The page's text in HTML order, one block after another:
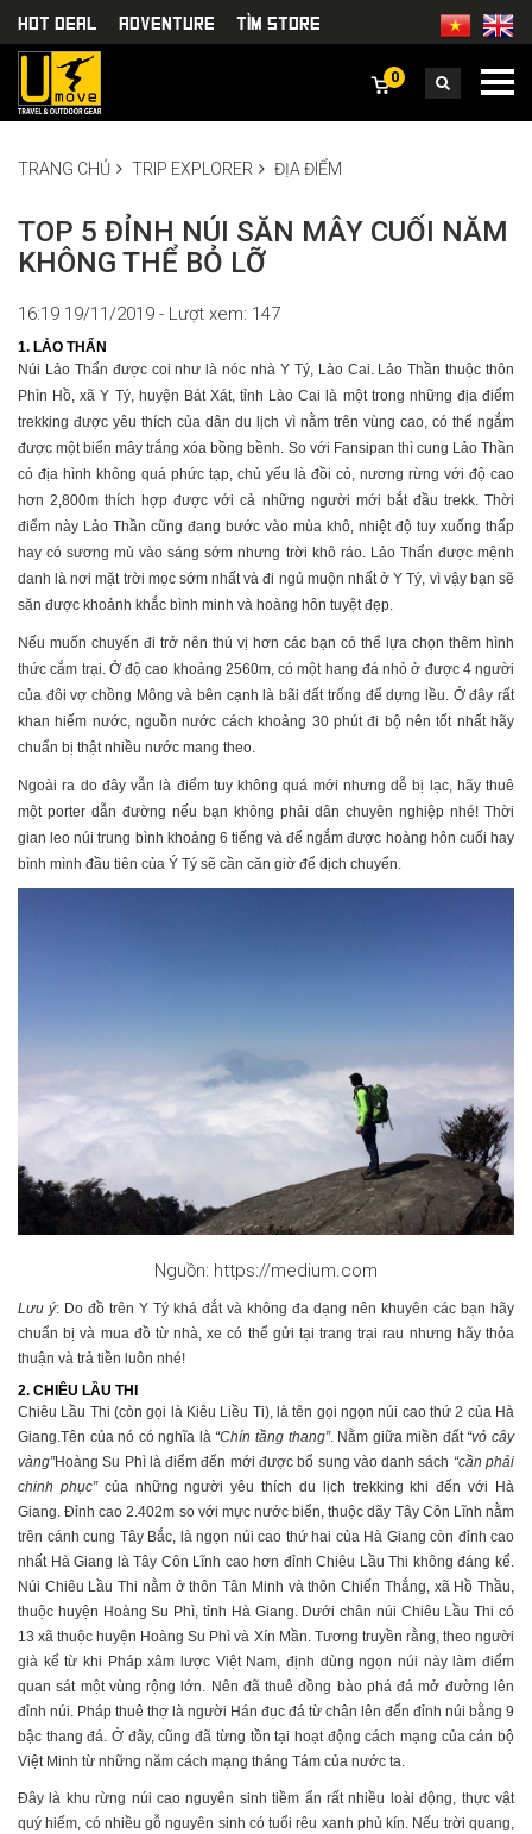
HOT DEAL Adventure TÌm Store
0
TRANG CHỦ TRIP EXPLORER ĐỊA ĐIỂM
TOP 5 ĐỈNH NÚI SĂN MÂY CUỐI NĂM
KHÔNG THỂ BỎ LỠ
16:19 19/11/2019 - Lượt xem: 147
1. LẢO THẨN
Núi Lảo Thẩn được coi như là nóc nhà Y Tý, Lào Cai. Lảo Thần thuộc thôn
Phìn Hồ, xã Y Tý, huyện Bát Xát, tỉnh Lào Cai là một trong những địa điểm
trekking được yêu thích của dân du lịch vì nằm trên vùng cao, có thể ngắm
được một biển mây trắng xóa bồng bềnh. So với Fansipan thì cung Lảo Thần
có địa hình không quá phức tạp, chủ yếu là đồi cỏ, nương rừng với độ cao
hơn 2,800m thích hợp được với cả những người mới bắt đầu trekk. Thời
điểm này Lảo Thần cũng đang bước vào mùa khô, nhiệt độ tuy xuống thấp
hay có sương mù vào sáng sớm nhưng trời khô ráo. Lảo Thẩn được mệnh
danh là nơi mặt trời mọc sớm nhất và đi ngủ muộn nhất ở Y Tý, vì vậy bạn sẽ
săn được khoảnh khắc bình minh và hoàng hôn tuyệt đẹp.
Nếu muốn chuyến đi trở nên thú vị hơn các bạn có thể lựa chọn thêm hình
thức cắm trại. Ở độ cao khoảng 2560m, có một hang đá nhỏ ở được 4 người
của đôi vợ chồng Mông và bên cạnh là bãi đất trống để dựng lều. Ở đây rất
khan hiếm nước, nguồn nước cách khoảng 30 phút đi bộ nên tốt nhất hãy
chuẩn bị thật nhiều nước mang theo.
Ngoài ra do đây vẫn là điểm tuy không quá mới nhưng dễ bị lạc, hãy thuê
một porter dẫn đường nếu bạn không phải dân chuyên nghiệp nhé! Thời
gian leo núi trung bình khoảng 6 tiếng và để ngắm được hoàng hôn cuối hay
bình mình đầu tiên của Ý Tý sẽ cần căn giờ để dịch chuyển.
Nguồn: https://medium.com
Lưu ý: Do đồ trên Y Tý khá đắt và không đa dạng nên khuyên các bạn hãy
chuẩn bị và mua đồ từ nhà, xe có thể gửi tại trang trại rau nhưng hãy thỏa
thuận và trả tiền luôn nhé!
2. CHIÊU LẦU THI
Chiêu Lầu Thi (còn gọi là Kiêu Liều Ti), là tên gọi ngọn núi cao thứ 2 của Hà
Giang.Tên của nó có nghĩa là “Chín tầng thang”. Nằm giữa miền đất “vỏ cây
vàng”Hoàng Su Phì là điểm đến mới được bổ sung vào danh sách “cần phải
chinh phục”của những người yêu thích du lịch trekking khi đến với Hà
Giang. Đỉnh cao 2.402m so với mực nước biển, thuộc dãy Tây Côn Lĩnh nằm
trên cánh cung Tây Bắc, là ngọn núi cao thứ hai của Hà Giang còn đỉnh cao
nhất Hà Giang là Tây Côn Lĩnh cao hơn đỉnh Chiêu Lầu Thi không đáng kể.
Núi Chiêu Lầu Thi nằm ở thôn Tân Minh và thôn Chiến Thắng, xã Hồ Thầu,
thuộc huyện Hoàng Su Phì, tỉnh Hà Giang. Dưới chân núi Chiêu Lầu Thi có
13 xã thuộc huyện Hoàng Su Phì và Xín Mần. Tương truyền rằng, theo người
già kể từ khi Pháp xâm lược Việt Nam, định dùng ngọn núi này làm điểm
quan sát một vùng rộng lớn. Nên đã thuê đồng bào phá đá mở đường lên
đỉnh núi. Pháp thuê thợ là người Hán đục đá từ chân lên đến đỉnh núi bằng 9
bậc thang đá. Ở đây, cũng đã từng tồn tại hoạt động cách mạng của cán bộ
Việt Minh từ những năm cách mạng tháng Tám của nước ta.
Đây là khu rừng núi cao nguyên sinh tiềm ẩn rất nhiều loài động, thực vật
quý hiếm, có nhiều gỗ nguyên sinh có tuổi rêu xanh phủ kín. Nếu trời quang,